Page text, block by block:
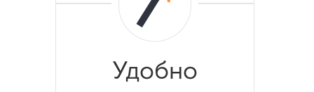
Удобно